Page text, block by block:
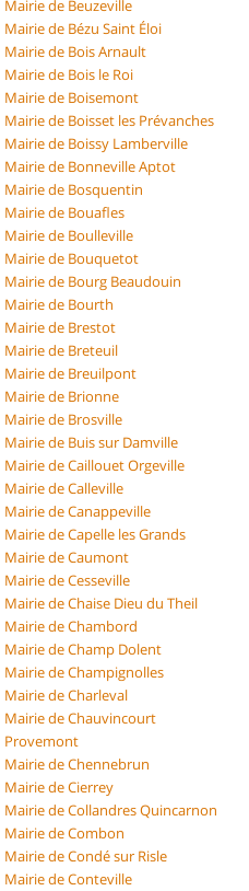
Mairie de Beuzeville
Mairie de Bézu Saint Éloi
Mairie de Bois Arnault
Mairie de Bois le Roi
Mairie de Boisemont
Mairie de Boisset les Prévanches
Mairie de Boissy Lamberville
Mairie de Bonneville Aptot
Mairie de Bosquentin
Mairie de Bouafles
Mairie de Boulleville
Mairie de Bouquetot
Mairie de Bourg Beaudouin
Mairie de Bourth
Mairie de Brestot
Mairie de Breteuil
Mairie de Breuilpont
Mairie de Brionne
Mairie de Brosville
Mairie de Buis sur Damville
Mairie de Caillouet Orgeville
Mairie de Calleville
Mairie de Canappeville
Mairie de Capelle les Grands
Mairie de Caumont
Mairie de Cesseville
Mairie de Chaise Dieu du Theil
Mairie de Chambord
Mairie de Champ Dolent
Mairie de Champignolles
Mairie de Charleval
Mairie de Chauvincourt
Provemont
Mairie de Chennebrun
Mairie de Cierrey
Mairie de Collandres Quincarnon
Mairie de Combon
Mairie de Condé sur Risle
Mairie de Conteville